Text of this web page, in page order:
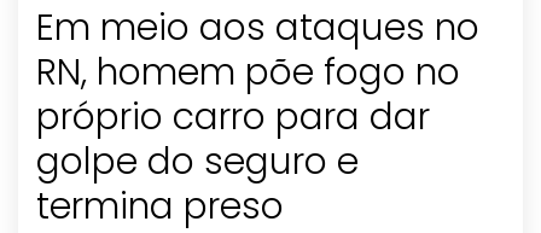
Em meio aos ataques no
RN, homem põe fogo no
próprio carro para dar
golpe do seguro e
termina preso